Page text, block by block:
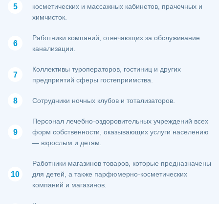
косметических и массажных кабинетов, прачечных и
химчисток.
Работники компаний, отвечающих за обслуживание
канализации.
Коллективы туроператоров, гостиниц и других
предприятий сферы гостеприимства.
Сотрудники ночных клубов и тотализаторов.
Персонал лечебно-оздоровительных учреждений всех
форм собственности, оказывающих услуги населению
— взрослым и детям.
Работники магазинов товаров, которые предназначены
для детей, а также парфюмерно-косметических
компаний и магазинов.